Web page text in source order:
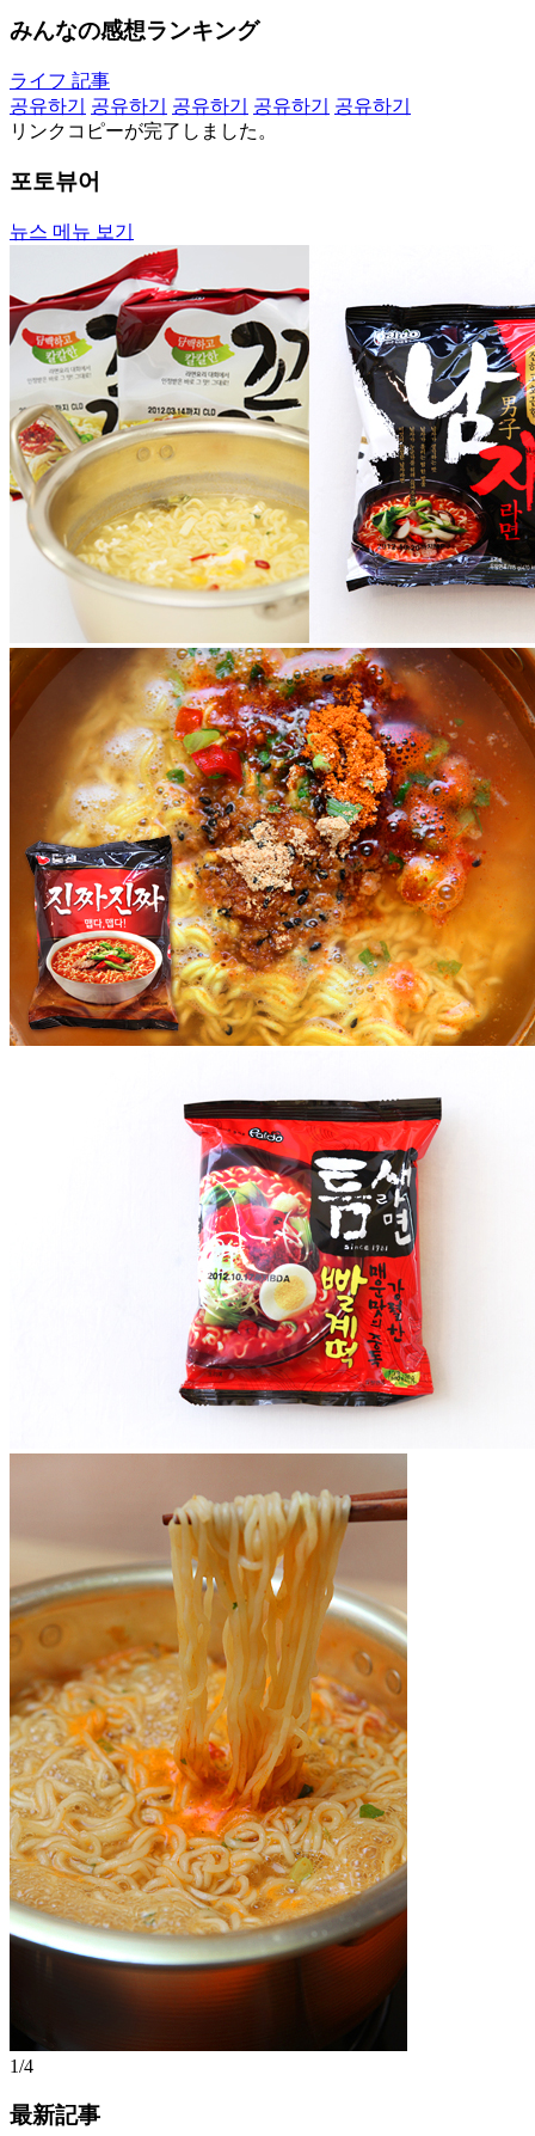
みんなの感想ランキング
ライフ 記事
공유하기
공유하기 공유하기 공유하기
공유하기
リンクコピーが完了しました。
포토뷰어
뉴스 메뉴 보기
1/4
最新記事